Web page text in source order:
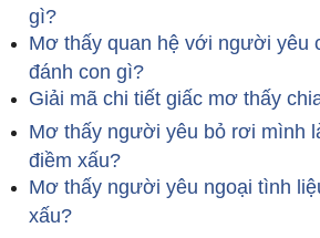
gì?
Mơ thấy quan hệ với người yêu
đánh con gì?
Giải mã chi tiết giấc mơ thấy
Mơ thấy người yêu bỏ rơi mình
điềm xấu?
Mơ thấy người yêu ngoại tình
xấu?